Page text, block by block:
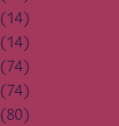
(14)
(14)
(74)
(74)
(80)